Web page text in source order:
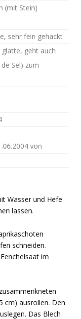
(mit Stein)
sehr fein gehackt
geht auch
Sel) zum
von
Wasser und Hefe
lassen.
schneiden.
im
cm) ausrollen. Den
Das Blech